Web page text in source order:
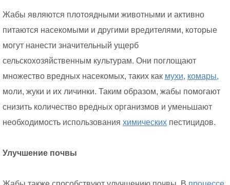
Жабы являются плотоядными животными и активно
питаются насекомыми и другими вредителями, которые
могут нанести значительный ущерб
сельскохозяйственным культурам. Они поглощают
множество вредных насекомых, таких как мухи, комары,
моли, жуки и их личинки. Таким образом, жабы помогают
снизить количество вредных организмов и уменьшают
необходимость использования химических пестицидов.
Улучшение почвы